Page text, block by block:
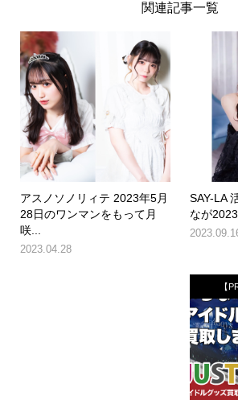
関連記事一覧
アスノソノリィテ 2023年5月
28日のワンマンをもって月
咲...
2023.04.28
SAY-LA
なが
【